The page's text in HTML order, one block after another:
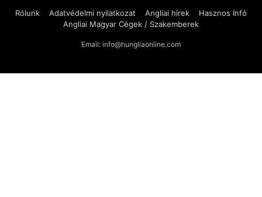
Rólunk Adatvédelmi nyilatkozat Angliai hírek
Hasznos Infó
Angliai Magyar Cégek / Szakemberek
Email: info@hungliaonline.com